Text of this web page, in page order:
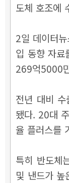
도체 호조에
2일 데이터
입 동향 자
269억5000
전년 대비
됐다. 20대
율 플러스를
특히 반도체
및 낸드가